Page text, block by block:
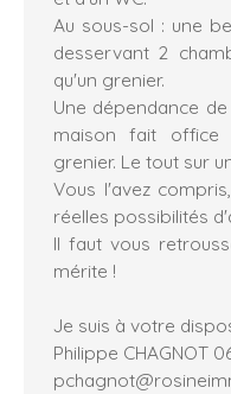
Au sous-sol : une
desservant 2
qu'un grenier.
Une dépendance
maison fait office
grenier. Le tout sur
Vous l'avez
réelles possibilités
Il faut vous
mérite !
Je suis à votre
Philippe CHAGNOT